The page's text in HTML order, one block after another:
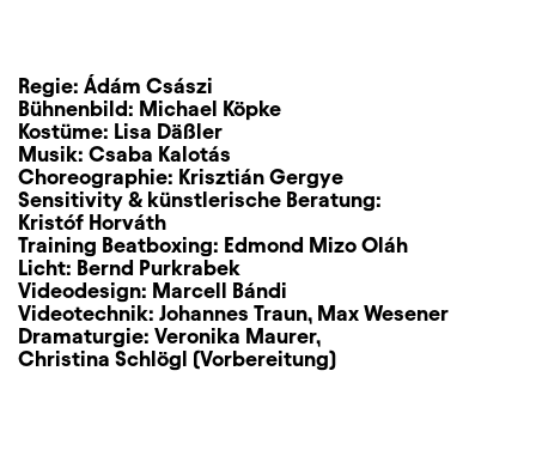
Regie: Ádám Császi
Bühnenbild: Michael Köpke
Kostüme: Lisa Däßler
Musik: Csaba Kalotás
Choreographie: Krisztián Gergye
Sensitivity & künstlerische Beratung:
Kristóf Horváth
Training Beatboxing: Edmond Mizo Oláh
Licht: Bernd Purkrabek
Videodesign: Marcell Bándi
Videotechnik: Johannes Traun, Max Wesener
Dramaturgie: Veronika Maurer,
Christina Schlögl (Vorbereitung)